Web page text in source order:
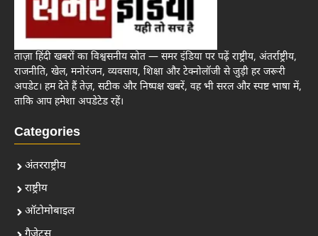
ताज़ा हिंदी खबरों का विश्वसनीय स्रोत — समर इंडिया पर पढ़ें राष्ट्रीय, अंतर्राष्ट्रीय,
राजनीति, खेल, मनोरंजन, व्यवसाय, शिक्षा और टेक्नोलॉजी से जुड़ी हर जरूरी
अपडेट। हम देते हैं तेज़, सटीक और निष्पक्ष खबरें, वह भी सरल और स्पष्ट भाषा में,
ताकि आप हमेशा अपडेटेड रहें।
Categories
अंतरराष्ट्रीय
राष्ट्रीय
ऑटोमोबाइल